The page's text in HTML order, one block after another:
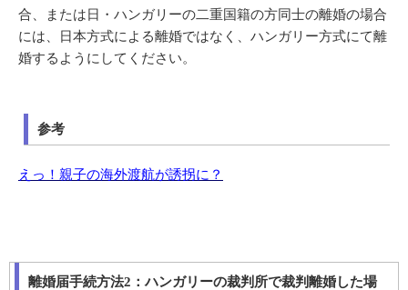
合、または日・ハンガリーの二重国籍の方同士の離婚の場合
には、日本方式による離婚ではなく、ハンガリー方式にて離
婚するようにしてください。
参考
えっ！親子の海外渡航が誘拐に？
離婚届手続方法2：ハンガリーの裁判所で裁判離婚した場